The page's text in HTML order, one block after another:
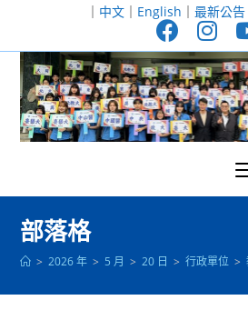
至
｜ 中文｜ English ｜ 最新公告
部落格
> 2026 年 > 5 月 > 20 日 > 行政單位 >